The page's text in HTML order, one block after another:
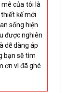
của tôi là
kế mới
sống hiện
được nghiên
dễ dàng áp
bạn sẽ tìm
ơn vì đã ghé